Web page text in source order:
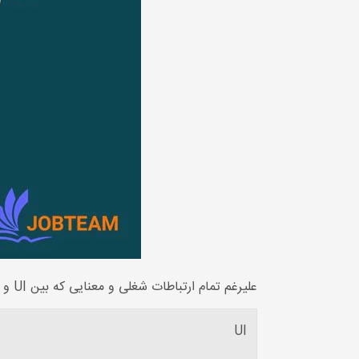
علیرغم تمام ارتباطات شغلی و معنایی که بین UI و UX وجود دارد، از برخی نظرها باهم فرق دارند.
UI